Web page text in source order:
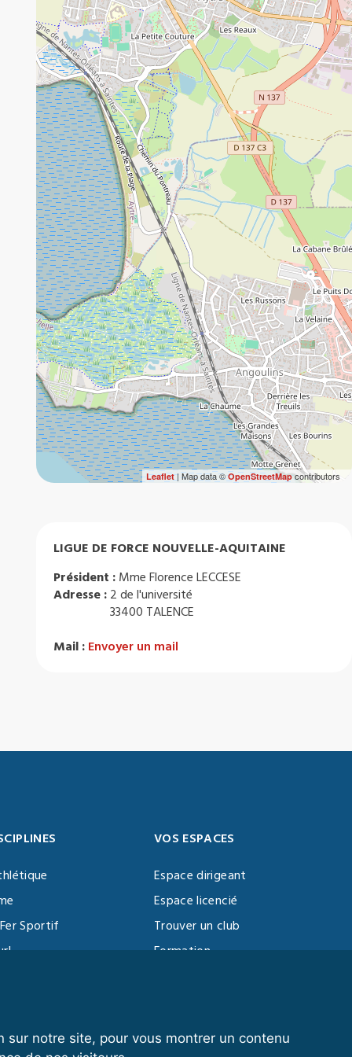
notre site, pour vous montrer un contenu
Leaflet| Map data ©OpenStreetMapcontributors
LIGUE DE FORCE NOUVELLE-AQUITAINE
Président : Mme Florence LECCESE
Adresse : 2 de l'université
33400 TALENCE
Mail : Envoyer un mail
Sportif
VOS ESPACES
Espace dirigeant
Espace licencié
Trouver un club
Formation